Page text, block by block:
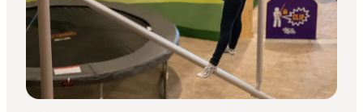
Planlæg ferien